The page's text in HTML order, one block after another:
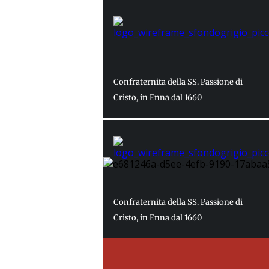
Confraternita della SS. Passione di
Cristo, in Enna dal 1660
Confraternita della SS. Passione di
Cristo, in Enna dal 1660